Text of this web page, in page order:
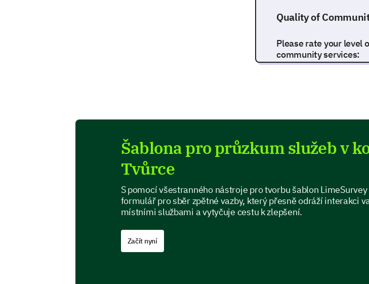
Quality of
Please rate your level
community services:
4 - Satisfied
Response time to
Šablona pro průzkum služeb v
Tvůrce
S pomocí všestranného nástroje pro tvorbu šablon
formulář pro sběr zpětné vazby, který přesně odráží interakci
místními službami a vytyčuje cestu k zlepšení.
Začít nyní